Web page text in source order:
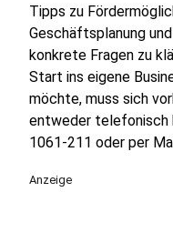
Tipps zu
Geschäftsplanung
konkrete Fragen zu
Start ins eigene
möchte, muss sich
entweder telefonisch
1061-211 oder per
Anzeige